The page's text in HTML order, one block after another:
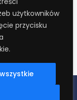
użytkowników
przycisku
12
RODO